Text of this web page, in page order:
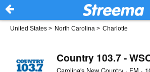
United States > North Carolina > Charlotte
Country 103.7 -